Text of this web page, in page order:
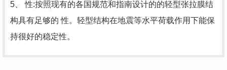
5、 性:按照现有的各国规范和指南设计的的轻型张拉膜结
构具有足够的 性。轻型结构在地震等水平荷载作用下能保
持很好的稳定性。